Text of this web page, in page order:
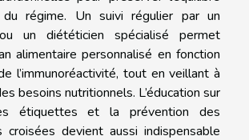
régime. Un suivi régulier par un
un diététicien spécialisé permet
alimentaire personnalisé en fonction
l’immunoréactivité, tout en veillant à
besoins nutritionnels. L’éducation sur
étiquettes et la prévention des
croisées devient aussi indispensable